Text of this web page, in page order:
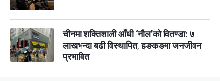
चीनमा शक्तिशाली आँधी ‘नौल’को वितण्डा: ७
लाखभन्दा बढी विस्थापित, हङकङमा जनजीवन
प्रभावित